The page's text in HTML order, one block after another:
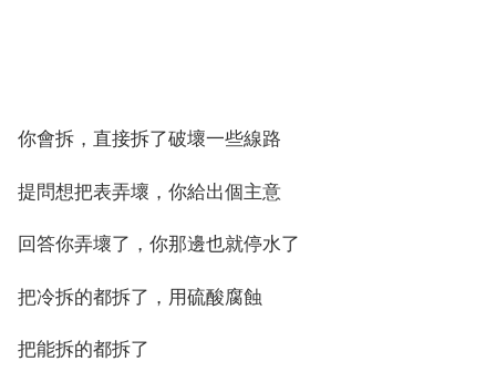
你會拆，直接拆了破壞一些線路
提問想把表弄壞，你給出個主意
回答你弄壞了，你那邊也就停水了
把冷拆的都拆了，用硫酸腐蝕
把能拆的都拆了